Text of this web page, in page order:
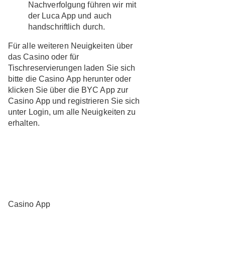
Nachverfolgung führen wir mit
der Luca App und auch
handschriftlich durch.
Für alle weiteren Neuigkeiten über
das Casino oder für
Tischreservierungen laden Sie sich
bitte die Casino App herunter oder
klicken Sie über die BYC App zur
Casino App und registrieren Sie sich
unter Login, um alle Neuigkeiten zu
erhalten.
Casino App